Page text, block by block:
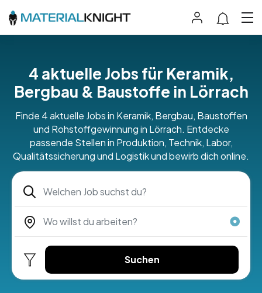
4 aktuelle Jobs für Keramik,
Bergbau & Baustoffe in Lörrach
Finde 4 aktuelle Jobs in Keramik, Bergbau, Baustoffen
und Rohstoffgewinnung in Lörrach. Entdecke
passende Stellen in Produktion, Technik, Labor,
Qualitätssicherung und Logistik und bewirb dich online.
Suchen